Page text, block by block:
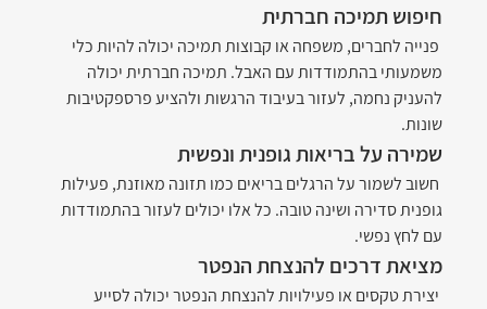
חיפוש תמיכה חברתית
פנייה לחברים, משפחה או קבוצות תמיכה יכולה להיות כלי
משמעותי בהתמודדות עם האבל. תמיכה חברתית יכולה
להעניק נחמה, לעזור בעיבוד הרגשות ולהציע פרספקטיבות
שונות.
שמירה על בריאות גופנית ונפשית
חשוב לשמור על הרגלים בריאים כמו תזונה מאוזנת, פעילות
גופנית סדירה ושינה טובה. כל אלו יכולים לעזור בהתמודדות
עם לחץ נפשי.
מציאת דרכים להנצחת הנפטר
יצירת טקסים או פעילויות להנצחת הנפטר יכולה לסייע